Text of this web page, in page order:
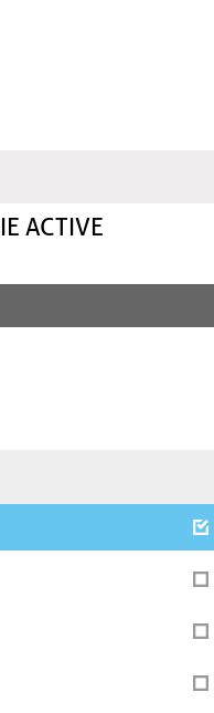
ACTIVE